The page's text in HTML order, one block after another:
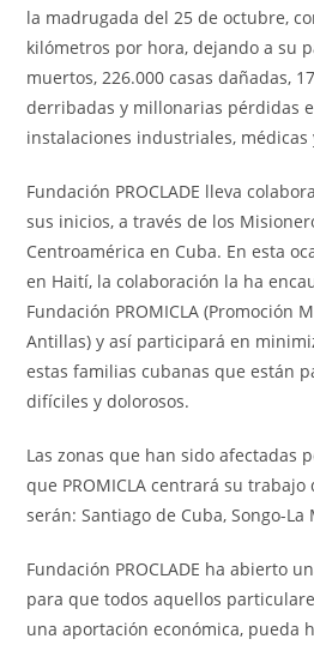
la madrugada del 25 de octubre,
kilómetros por hora, dejando a su
muertos, 226.000 casas dañadas,
derribadas y millonarias pérdidas
instalaciones industriales, médicas
Fundación PROCLADE lleva
sus inicios, a través de los
Centroamérica en Cuba. En esta
en Haití, la colaboración la ha
Fundación PROMICLA (Promoción
Antillas) y así participará en
estas familias cubanas que están
difíciles y dolorosos.
Las zonas que han sido afectadas
que PROMICLA centrará su
serán: Santiago de Cuba, Songo-La
Fundación PROCLADE ha abierto
para que todos aquellos
una aportación económica, pueda